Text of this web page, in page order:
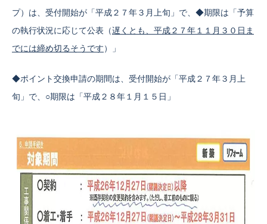
プ）は、受付開始が「平成２７年３月上旬」で、◆期限は「予算
の執行状況に応じて公表（遅くとも、平成２７年１１月３０日ま
でには締め切るそうです）」
◆ポイント交換申請の期間は、受付開始が「平成２７年３月上
旬」で、○期限は「平成２８年１月１５日」